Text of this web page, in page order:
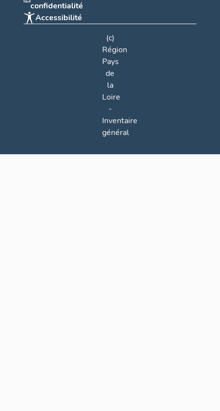
confidentialité
Accessibilité
(c)
Région
Pays
de
la
Loire
-
Inventaire
général